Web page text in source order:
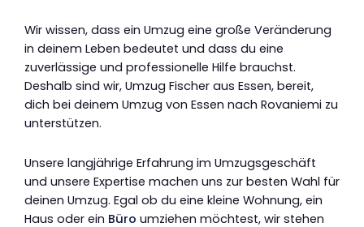
Wir wissen, dass ein Umzug eine große Veränderung
in deinem Leben bedeutet und dass du eine
zuverlässige und professionelle Hilfe brauchst.
Deshalb sind wir, Umzug Fischer aus Essen, bereit,
dich bei deinem Umzug von Essen nach Rovaniemi zu
unterstützen.
Unsere langjährige Erfahrung im Umzugsgeschäft
und unsere Expertise machen uns zur besten Wahl für
deinen Umzug. Egal ob du eine kleine Wohnung, ein
Haus oder ein Büro umziehen möchtest, wir stehen